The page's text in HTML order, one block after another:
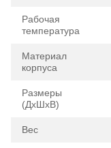
Рабочая
температура
Материал
корпуса
Размеры
(ДхШхВ)
Вес